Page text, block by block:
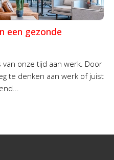
een gezonde
onze tijd aan werk. Door
te denken aan werk of juist